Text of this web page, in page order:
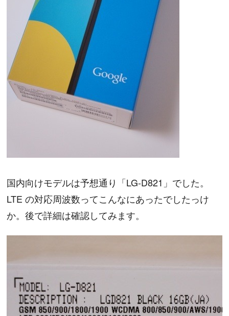
国内向けモデルは予想通り「LG-D821」でした。
LTE の対応周波数ってこんなにあったでしたっけ
か。後で詳細は確認してみます。